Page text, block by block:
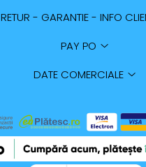
RETUR - GARANTIE - INFO
PAY PO
DATE COMERCIALE